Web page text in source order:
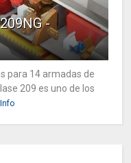
-
para 14 armadas de
209 es uno de los